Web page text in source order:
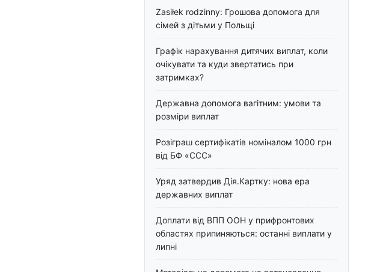
Zasiłek rodzinny: Грошова допомога для
сімей з дітьми у Польщі
Графік нарахування дитячих виплат, коли
очікувати та куди звертатись при
затримках?
Державна допомога вагітним: умови та
розміри виплат
Розіграш сертифікатів номіналом 1000 грн
від БФ «ССС»
Уряд затвердив Дія.Картку: нова ера
державних виплат
Доплати від ВПП ООН у прифронтових
областях припиняються: останні виплати у
липні